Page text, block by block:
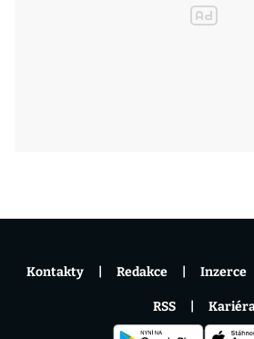
Kontakty Redakce Inzerce
RSS